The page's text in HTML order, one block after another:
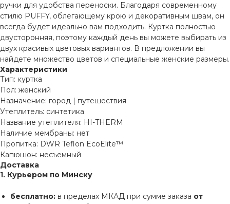
ручки для удобства переноски. Благодаря современному
стилю PUFFY, облегающему крою и декоративным швам, он
всегда будет идеально вам подходить. Куртка полностью
двусторонняя, поэтому каждый день вы можете выбирать из
двух красивых цветовых вариантов. В предложении вы
найдете множество цветов и специальные женские размеры.
Характеристики
Тип: куртка
Пол: женский
Назначение: город | путешествия
Утеплитель: синтетика
Название утеплителя: HI-THERM
Наличие мембраны: нет
Пропитка: DWR Teflon EcoElite™
Капюшон: несъемный
Доставка
1. Курьером по Минску
бесплатно: в пределах МКАД при сумме заказа от